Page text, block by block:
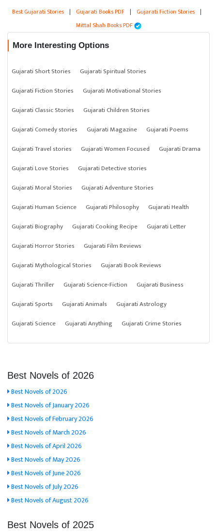
Best Gujarati Stories | Gujarati Books PDF | Gujarati Fiction Stories |
Mittal Shah Books PDF
More Interesting Options
Gujarati Short Stories
Gujarati Spiritual Stories
Gujarati Fiction Stories
Gujarati Motivational Stories
Gujarati Classic Stories
Gujarati Children Stories
Gujarati Comedy stories
Gujarati Magazine
Gujarati Poems
Gujarati Travel stories
Gujarati Women Focused
Gujarati Drama
Gujarati Love Stories
Gujarati Detective stories
Gujarati Moral Stories
Gujarati Adventure Stories
Gujarati Human Science
Gujarati Philosophy
Gujarati Health
Gujarati Biography
Gujarati Cooking Recipe
Gujarati Letter
Gujarati Horror Stories
Gujarati Film Reviews
Gujarati Mythological Stories
Gujarati Book Reviews
Gujarati Thriller
Gujarati Science-Fiction
Gujarati Business
Gujarati Sports
Gujarati Animals
Gujarati Astrology
Gujarati Science
Gujarati Anything Gujarati Crime Stories
Best Novels of 2026
Best Novels of 2026
Best Novels of January 2026
Best Novels of February 2026
Best Novels of March 2026
Best Novels of April 2026
Best Novels of May 2026
Best Novels of June 2026
Best Novels of July 2026
Best Novels of August 2026
Best Novels of 2025